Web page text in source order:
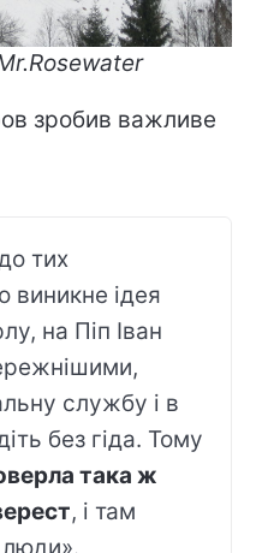
зробив важливе
тих
виникне ідея
на Піп Іван
службу і в
без гіда. Тому
така ж
, і там